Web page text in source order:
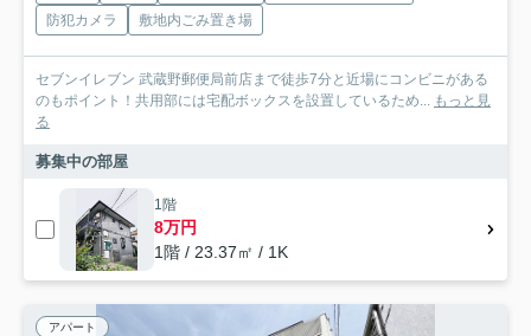
防犯カメラ
敷地内ごみ置き場
セブンイレブン 武蔵野郵便局前店まで徒歩7分と近場にコンビニがある
のもポイント！共用部には宅配ボックスを設置しているため... もっと見
る
募集中の部屋
1階
8万円
1階 / 23.37㎡ / 1K
アパート